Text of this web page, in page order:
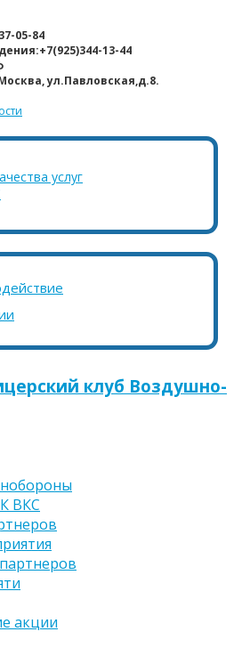
05-84
13-44
ул.Павловская,д.8.
услуг
клуб Воздушно-
ВКС
акции